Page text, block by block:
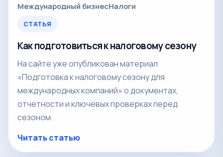
Международный бизнесНалоги
СТАТЬЯ
Как подготовиться к налоговому сезону
На сайте уже опубликован материал
«Подготовка к налоговому сезону для
международных компаний» о документах,
отчетности и ключевых проверках перед
сезоном.
Читать статью